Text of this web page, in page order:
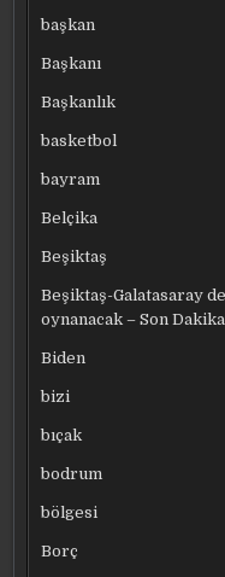
başkan
Başkanı
Başkanlık
basketbol
bayram
Belçika
Beşiktaş
Beşiktaş-Galatasaray
oynanacak – Son
Biden
bizi
bıçak
bodrum
bölgesi
Borç